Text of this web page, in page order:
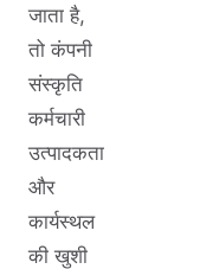
जाता है,
तो कंपनी
संस्कृति
कर्मचारी
उत्पादकता
और
कार्यस्थल
की खुशी